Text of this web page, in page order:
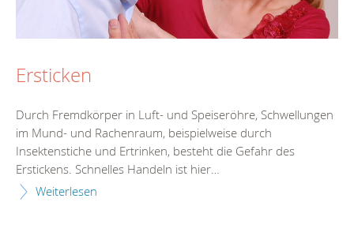
Ersticken
Durch Fremdkörper in Luft- und Speiseröhre, Schwellungen
im Mund- und Rachenraum, beispielweise durch
Insektenstiche und Ertrinken, besteht die Gefahr des
Erstickens. Schnelles Handeln ist hier…
Weiterlesen